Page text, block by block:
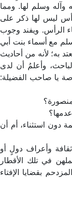
وآله وسلم لها. ومما
ليس لها ذكر على
الرأس. ويفند وجوب
مع أسماء بنت أبي
به؛ لأنه من أحاديث
وأعلمُ أن لدى
يا صاحب الفضيلة:
دون استثناء، أم أن
وأعراف دولٍ أو
في تلك الأقطار
بقضايا الإفتاء